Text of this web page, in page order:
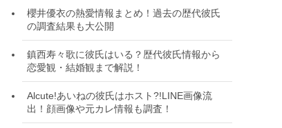
櫻井優衣の熱愛情報まとめ！過去の歴代彼氏
の調査結果も大公開
鎮西寿々歌に彼氏はいる？歴代彼氏情報から
恋愛観・結婚観まで解説！
Alcute!あいねの彼氏はホスト?!LINE画像流
出！顔画像や元カレ情報も調査！